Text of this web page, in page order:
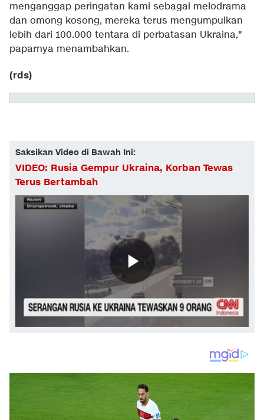
menganggap peringatan kami sebagai melodrama
dan omong kosong, mereka terus mengumpulkan
lebih dari 100.000 tentara di perbatasan Ukraina,"
paparnya menambahkan.
(rds)
Saksikan Video di Bawah Ini:
VIDEO: Rusia Gempur Ukraina, Korban Tewas
Terus Bertambah